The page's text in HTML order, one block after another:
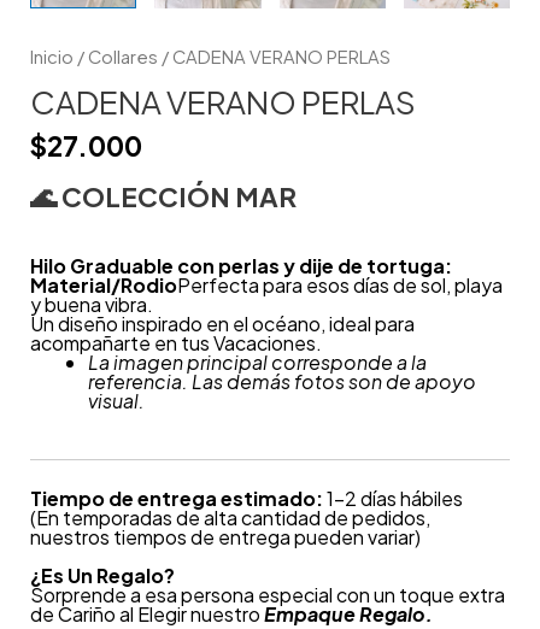
Inicio / Collares / CADENA VERANO PERLAS
CADENA VERANO PERLAS
$27.000
🌊COLECCIÓN MAR
Hilo Graduable con perlas y dije de tortuga:
Material/RodioPerfecta para esos días de sol, playa
y buena vibra.
Un diseño inspirado en el océano, ideal para
acompañarte en tus Vacaciones.
La imagen principal corresponde a la
referencia. Las demás fotos son de apoyo
visual.
Tiempo de entrega estimado:1-2 días hábiles
(En temporadas de alta cantidad de pedidos,
nuestros tiempos de entrega pueden variar)
¿Es Un Regalo?
Sorprende a esa persona especial con un toque extra
de Cariño al Elegir nuestroEmpaque Regalo.